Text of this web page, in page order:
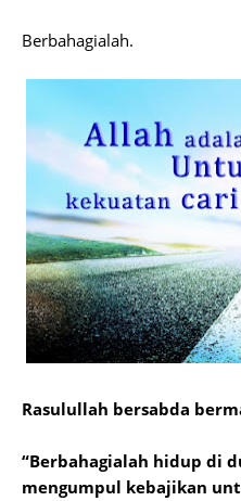
Berbahagialah.
Rasulullah bersabda
“Berbahagialah hidup di
mengumpul kebajikan